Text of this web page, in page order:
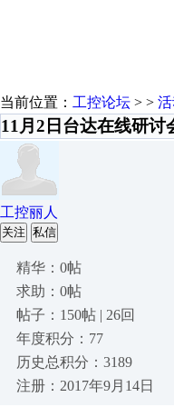
当前位置： 工控论坛 > >
11月2日台达在线研讨
工控丽人
关注 私信
精华：0帖
求助：0帖
帖子：150帖 | 26回
年度积分：77
历史总积分：3189
注册：2017年9月14日